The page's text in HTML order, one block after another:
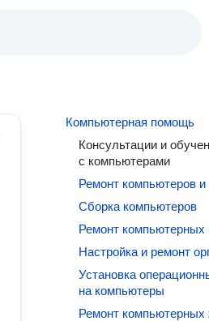
Компьютерная помощь
Консультации и
с компьютерами
Ремонт компьютеров и
Сборка компьютеров
Ремонт компьютерных
Настройка и ремонт
Установка
на компьютеры
Ремонт компьютерных